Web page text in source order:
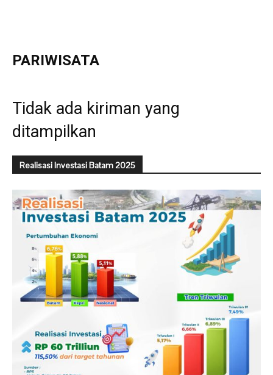
PARIWISATA
Tidak ada kiriman yang
ditampilkan
Realisasi Investasi Batam 2025